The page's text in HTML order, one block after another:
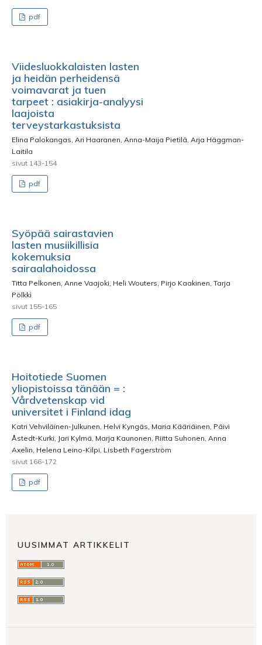
pdf
Viidesluokkalaisten lasten
ja heidän perheidensä
voimavarat ja tuen
tarpeet : asiakirja-analyysi
laajoista
terveystarkastuksista
Elina Palokangas, Ari Haaranen, Anna-Maija Pietilä, Arja Häggman-
Laitila
sivut 143-154
pdf
Syöpää sairastavien
lasten musiikillisia
kokemuksia
sairaalahoidossa
Titta Pelkonen, Anne Vaajoki, Heli Wouters, Pirjo Kaakinen, Tarja
Pölkki
sivut 155-165
pdf
Hoitotiede Suomen
yliopistoissa tänään = :
Vårdvetenskap vid
universitet i Finland idag
Katri Vehviläinen-Julkunen, Helvi Kyngäs, Maria Kääriäinen, Päivi
Åstedt-Kurki, Jari Kylmä, Marja Kaunonen, Riitta Suhonen, Anna
Axelin, Helena Leino-Kilpi, Lisbeth Fagerström
sivut 166-172
pdf
UUSIMMAT ARTIKKELIT